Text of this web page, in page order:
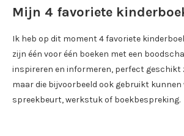
Mijn 4 favoriete
Ik heb op dit moment 4 favoriete
zijn één voor één boeken met een
inspireren en informeren, perfect geschikt
maar die bijvoorbeeld ook gebruikt kunnen
spreekbeurt, werkstuk of boekbespreking.